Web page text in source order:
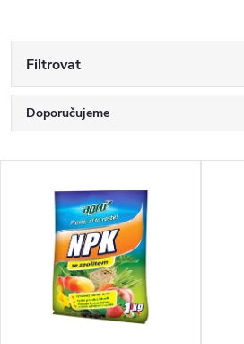
Filtrovat
Ř
a
Doporučujeme
Nejprodávanější
Abecedně